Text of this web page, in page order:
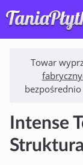
Towar
Intense